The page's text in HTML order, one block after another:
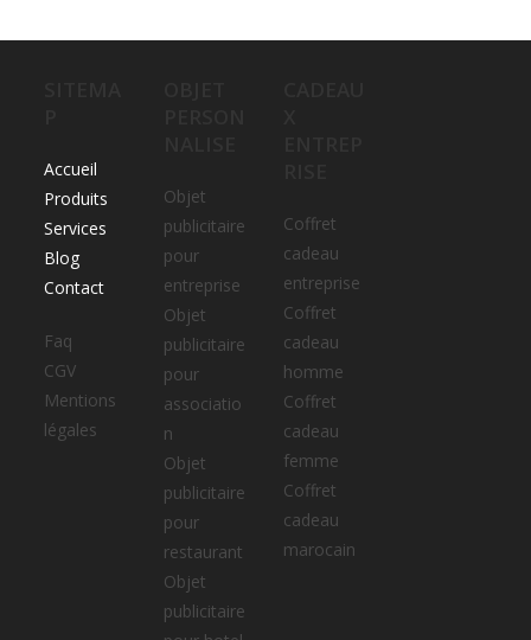
Accueil
Produits
Services
Blog
Contact
Faq
CGV
Mentions
légales
Objet
publicitaire
pour
entreprise
Objet
publicitaire
pour
associatio
n
Objet
publicitaire
pour
restaurant
Objet
publicitaire
Coffret
cadeau
entreprise
Coffret
cadeau
homme
Coffret
cadeau
femme
Coffret
cadeau
marocain